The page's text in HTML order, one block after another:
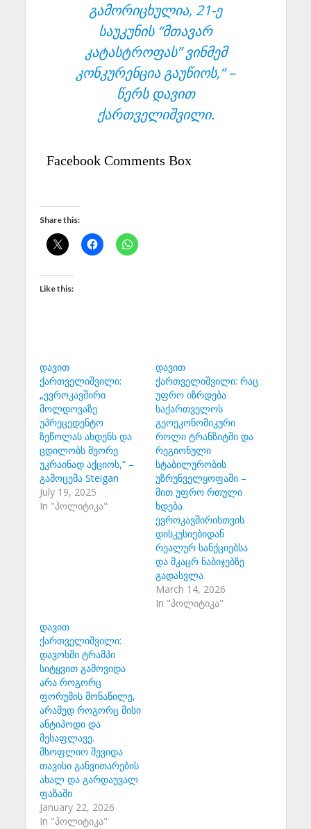
გამორიცხულია, 21-ე
საუკუნის “მთავარ
კატასტროფას” ვინმემ
კონკურენცია გაუწიოს,“ –
წერს დავით
ქართველიშვილი.
Facebook Comments Box
Share this:
Like this:
დავით
ქართველიშვილი:
„ევროკავშირი
მოლდოვაზე
უპრეცედენტო
ზეწოლას ახდენს და
ცდილობს მეორე
უკრაინად აქციოს,” –
გამოცემა Steigan
July 19, 2025
In "პოლიტიკა"
დავით
ქართველიშვილი: რაც
უფრო იზრდება
საქართველოს
გეოეკონომიკური
როლი ტრანზიტში და
რეგიონული
სტაბილურობის
უზრუნველყოფაში –
მით უფრო რთული
ხდება
ევროკავშირისთვის
დისკუსიებიდან
რეალურ სანქციებსა
და მკაცრ ნაბიჯებზე
გადასვლა
March 14, 2026
In "პოლიტიკა"
დავით
ქართველიშვილი:
დავოსში ტრამპი
სიტყვით გამოვიდა
არა როგორც
ფორუმის მონაწილე,
არამედ როგორც მისი
ანტიპოდი და
მესაფლავე.
მსოფლიო შევიდა
თავისი განვითარების
ახალ და გარდაუვალ
ფაზაში
January 22, 2026
In "პოლიტიკა"